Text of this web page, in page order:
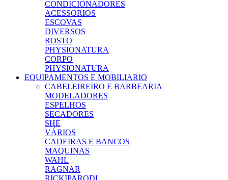
CONDICIONADORES
ACESSORIOS
ESCOVAS
DIVERSOS
ROSTO
PHYSIONATURA
CORPO
PHYSIONATURA
EQUIPAMENTOS E MOBILIARIO
CABELEIREIRO E BARBEARIA
MODELADORES
ESPELHOS
SECADORES
SHE
VÁRIOS
CADEIRAS E BANCOS
MAQUINAS
WAHL
RAGNAR
RICKIPARODI